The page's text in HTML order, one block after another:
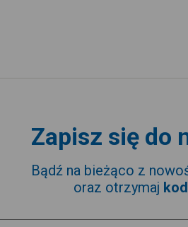
Zapisz się do
Bądź na bieżąco z
oraz otrzymaj